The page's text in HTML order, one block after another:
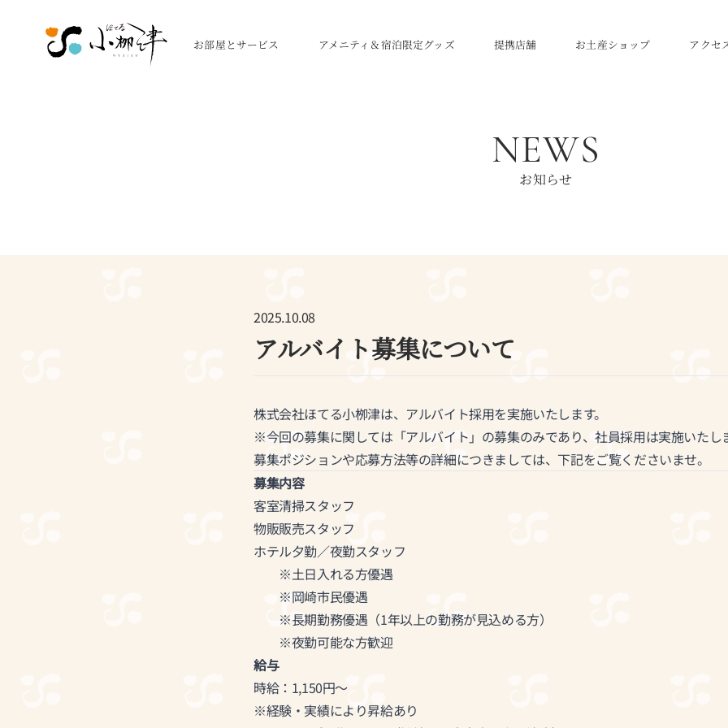
お部屋とサービス アメニティ＆宿泊限定グッズ 提携店舗 お土産ショップ アクセ
NEWS
お知らせ
2025.10.08
アルバイト募集について
株式会社ほてる小栁津は、アルバイト採用を実施いたします。
※今回の募集に関しては「アルバイト」の募集のみであり、社員採用は実施いたし
募集ポジションや応募方法等の詳細につきましては、下記をご覧くださいませ。
募集内容
客室清掃スタッフ
物販販売スタッフ
ホテル夕勤／夜勤スタッフ
※土日入れる方優遇
※岡崎市民優遇
※長期勤務優遇（1年以上の勤務が見込める方）
※夜勤可能な方歓迎
給与
時給：1,150円〜
※経験・実績により昇給あり